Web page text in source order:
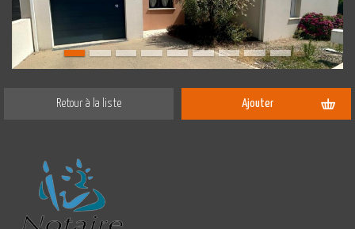
Retour à la liste Ajouter